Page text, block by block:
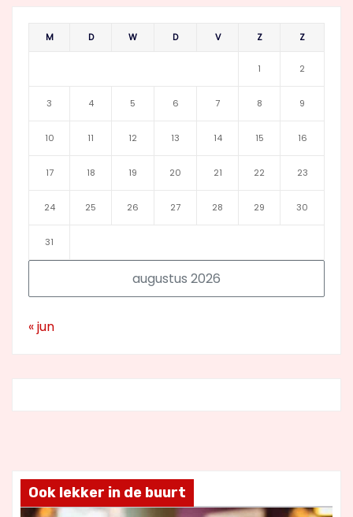
augustus 2026
M D W D V Z Z
1 2
3 4 5 6 7 8 9
10 11 12 13 14 15 16
17 18 19 20 21 22 23
24 25 26 27 28 29 30
31
« jun
Ook lekker in de buurt